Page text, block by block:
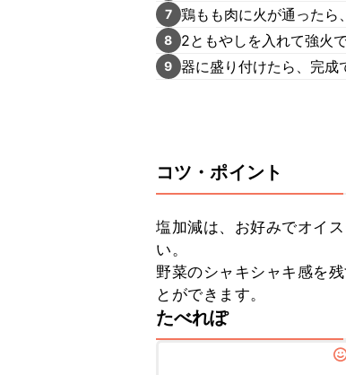
7 鶏もも肉に火が通ったら
8 2ともやしを入れて強火
9 器に盛り付けたら、完成
コツ・ポイント
塩加減は、お好みでオイ
い。
野菜のシャキシャキ感を
とができます。
たべれぽ